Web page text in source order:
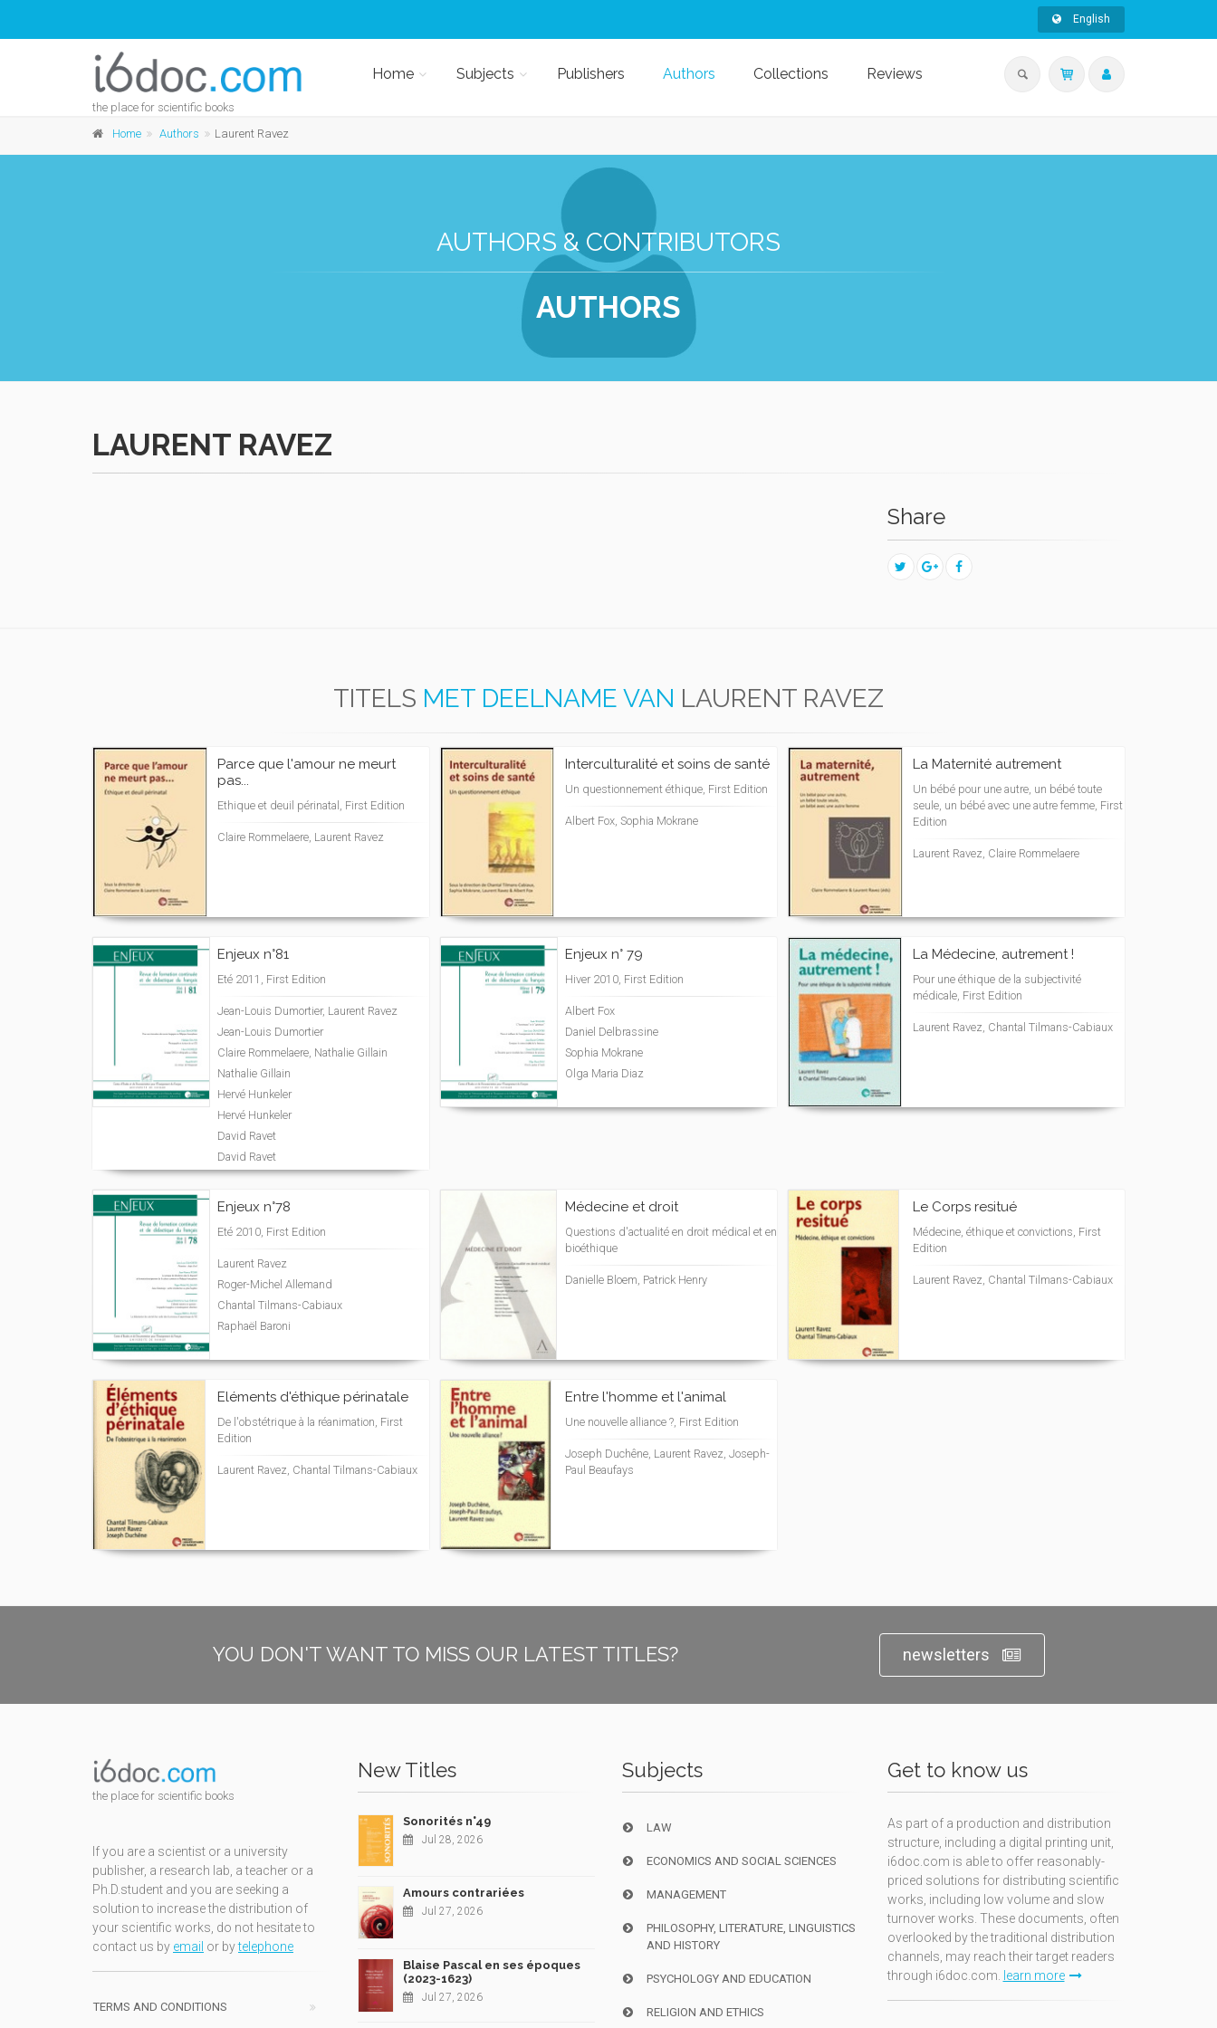
English
the place for scientific books
Home Subjects Publishers Authors Collections Reviews
Home Authors Laurent Ravez
AUTHORS & CONTRIBUTORS
AUTHORS
LAURENT RAVEZ
Share
TITELS MET DEELNAME VAN LAURENT RAVEZ
Parce que l'amour ne meurt
pas...
Ethique et deuil périnatal, First Edition
Claire Rommelaere, Laurent Ravez
Interculturalité et soins de santé
Un questionnement éthique, First Edition
Albert Fox, Sophia Mokrane
La Maternité autrement
Un bébé pour une autre, un bébé toute
seule, un bébé avec une autre femme, First
Edition
Laurent Ravez, Claire Rommelaere
Enjeux n°81
Eté 2011, First Edition
Jean-Louis Dumortier, Laurent Ravez
Jean-Louis Dumortier
Claire Rommelaere, Nathalie Gillain
Nathalie Gillain
Hervé Hunkeler
Hervé Hunkeler
David Ravet
David Ravet
Enjeux n° 79
Hiver 2010, First Edition
Albert Fox
Daniel Delbrassine
Sophia Mokrane
Olga Maria Diaz
La Médecine, autrement !
Pour une éthique de la subjectivité
médicale, First Edition
Laurent Ravez, Chantal Tilmans-Cabiaux
Enjeux n°78
Eté 2010, First Edition
Laurent Ravez
Roger-Michel Allemand
Chantal Tilmans-Cabiaux
Raphaël Baroni
Médecine et droit
Questions d'actualité en droit médical et en
bioéthique
Danielle Bloem, Patrick Henry
Le Corps resitué
Médecine, éthique et convictions, First
Edition
Laurent Ravez, Chantal Tilmans-Cabiaux
Eléments d'éthique périnatale
De l'obstétrique à la réanimation, First
Edition
Laurent Ravez, Chantal Tilmans-Cabiaux
Entre l'homme et l'animal
Une nouvelle alliance ?, First Edition
Joseph Duchêne, Laurent Ravez, Joseph-
Paul Beaufays
YOU DON'T WANT TO MISS OUR LATEST TITLES? newsletters
the place for scientific books
If you are a scientist or a university
publisher, a research lab, a teacher or a
Ph.D.student and you are seeking a
solution to increase the distribution of
your scientific works, do not hesitate to
contact us by email or bytelephone
TERMS AND CONDITIONS
New Titles
Sonorités n°49
Jul 28, 2026
Amours contrariées
Jul 27, 2026
Blaise Pascal en ses époques
(2023-1623)
Jul 27, 2026
Subjects
LAW
ECONOMICS AND SOCIAL SCIENCES
MANAGEMENT
PHILOSOPHY, LITERATURE, LINGUISTICS
AND HISTORY
PSYCHOLOGY AND EDUCATION
RELIGION AND ETHICS
Get to know us
As part of a production and distribution
structure, including a digital printing unit,
i6doc.com is able to offer reasonably-
priced solutions for distributing scientific
works, including low volume and slow
turnover works. These documents, often
overlooked by the traditional distribution
channels, may reach their target readers
through i6doc.com.
learn more